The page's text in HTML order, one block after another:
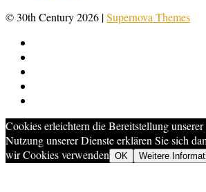
© 30th Century 2026 |Supernova Themes
Cookies erleichtern die Bereitstellung
Nutzung unserer Dienste erklären Sie sich
wir Cookies verwenden OK Weitere